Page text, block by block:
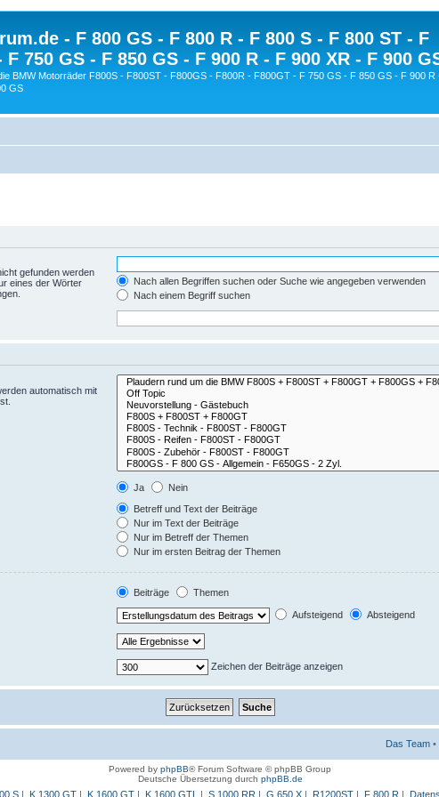
- F 800 GS - F 800 R - F 800 S - F 800 ST - F
F 750 GS - F 850 GS - F 900 R - F 900 XR - F 900
BMW Motorräder F800S - F800ST - F800GS - F800R - F800GT - F 750 GS - F 850 GS - F 900 R
GS
gefunden werden
eines der Wörter
Nach allen Begriffen suchen oder Suche wie angegeben verwenden
Nach einem Begriff suchen
automatisch mit
Ja
Nein
Betreff und Text der Beiträge
Nur im Text der Beiträge
Nur im Betreff der Themen
Nur im ersten Beitrag der Themen
Beiträge
Themen
Aufsteigend Absteigend
Zeichen der Beiträge anzeigen
Das Team •
Powered by phpBB® Forum Software © phpBB Group
Deutsche Übersetzung durch phpBB.de
S| K 1300 GT| K 1600 GT| K 1600 GTL | S 1000 RR | G 650 X| R1200ST| F 800 R |